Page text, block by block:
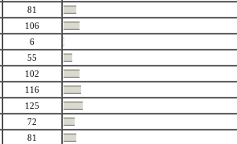
81
106
6
55
102
116
125
72
81